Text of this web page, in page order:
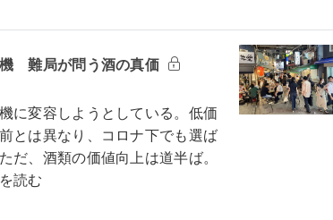
難局が問う酒の真価
に変容しようとしている。低価
とは異なり、コロナ下でも選ば
だ、酒類の価値向上は道半ば。
読む